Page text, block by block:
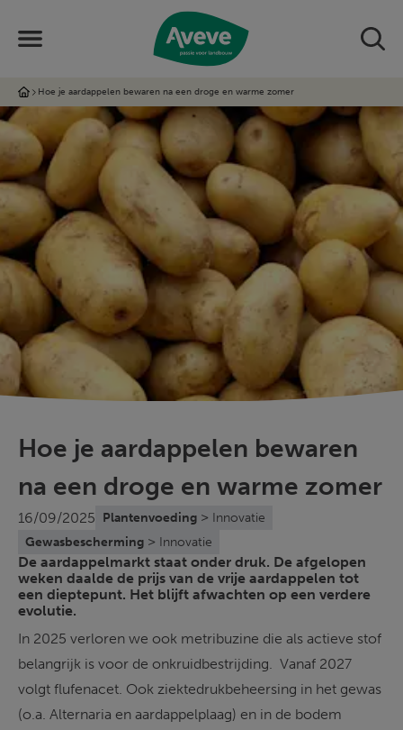
Hoe je aardappelen bewaren na een droge en warme zomer
Hoe je aardappelen bewaren
na een droge en warme zomer
16/09/2025 Plantenvoeding > Innovatie
Gewasbescherming > Innovatie
De aardappelmarkt staat onder druk. De afgelopen
weken daalde de prijs van de vrije aardappelen tot
een dieptepunt. Het blijft afwachten op een verdere
evolutie.
In 2025 verloren we ook metribuzine die als actieve stof
belangrijk is voor de onkruidbestrijding.  Vanaf 2027
volgt flufenacet. Ook ziektedrukbeheersing in het gewas
(o.a. Alternaria en aardappelplaag) en in de bodem